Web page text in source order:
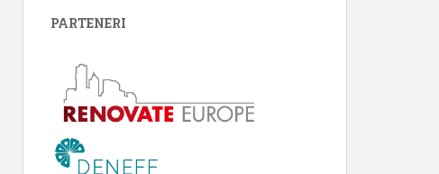
PARTENERI